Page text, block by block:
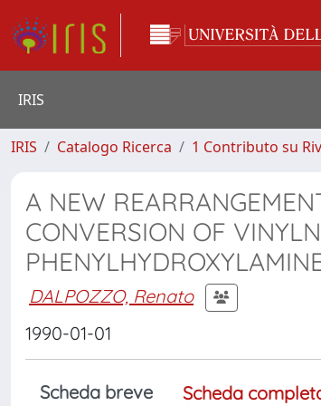
IRIS
IRIS Catalogo Ricerca 1 Contributo su
A NEW
CONVERSION OF
DALPOZZO, Renato
1990-01-01
Scheda breve Scheda